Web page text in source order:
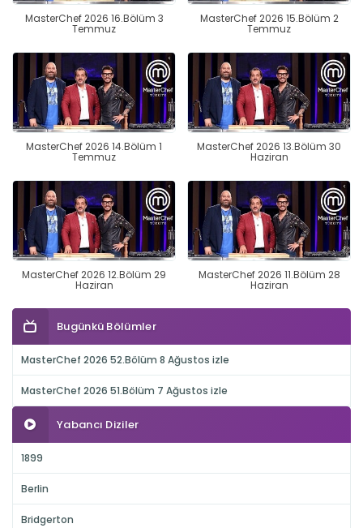
MasterChef 2026 16.Bölüm 3
Temmuz
MasterChef 2026 15.Bölüm 2
Temmuz
MasterChef 2026 14.Bölüm 1
Temmuz
MasterChef 2026 13.Bölüm 30
Haziran
MasterChef 2026 12.Bölüm 29
Haziran
MasterChef 2026 11.Bölüm 28
Haziran
Bugünkü Bölümler
MasterChef 2026 52.Bölüm 8 Ağustos izle
MasterChef 2026 51.Bölüm 7 Ağustos izle
Yabancı Diziler
1899
Berlin
Bridgerton